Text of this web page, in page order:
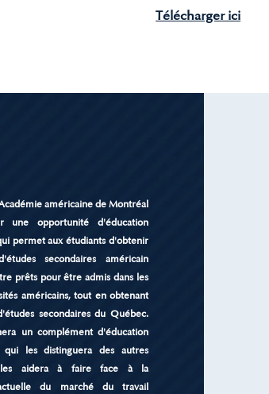
Télécharger ici
américaine de Montréal
une opportunité d'éducation
permet aux étudiants d'obtenir
secondaires américain
prêts pour être admis dans les
américains, tout en obtenant
secondaires du Québec.
un complément d'éducation
les distinguera des autres
les aidera à faire face à la
du marché du travail